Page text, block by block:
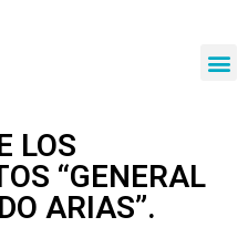
LOS
“GENERAL
ARIAS”.